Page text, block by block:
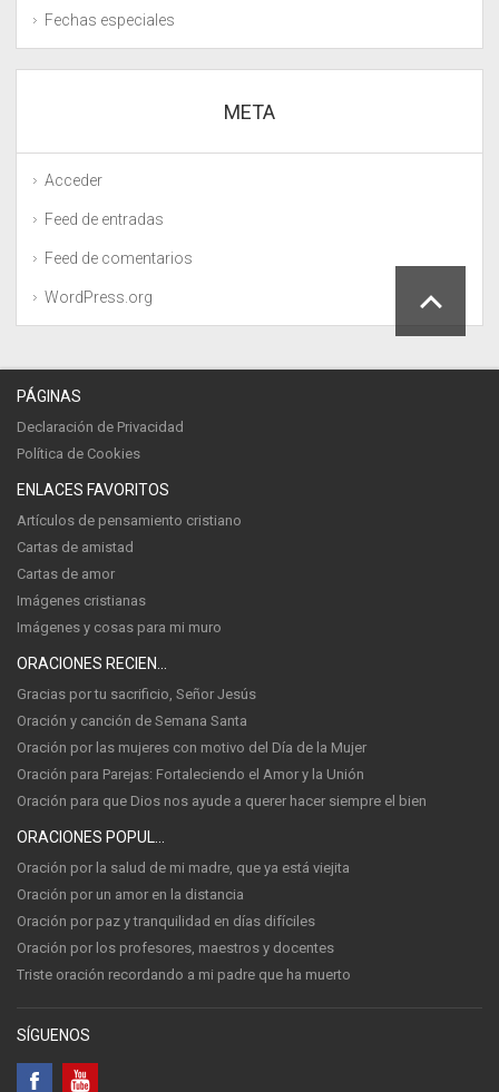
Fechas especiales
META
Acceder
Feed de entradas
Feed de comentarios
WordPress.org
PÁGINAS
Declaración de Privacidad
Política de Cookies
ENLACES FAVORITOS
Artículos de pensamiento cristiano
Cartas de amistad
Cartas de amor
Imágenes cristianas
Imágenes y cosas para mi muro
Gracias por tu sacrificio, Señor Jesús
Oración y canción de Semana Santa
Oración por las mujeres con motivo del Día de la Mujer
Oración para Parejas: Fortaleciendo el Amor y la Unión
Oración para que Dios nos ayude a querer hacer siempre el bien
Oración por la salud de mi madre, que ya está viejita
Oración por un amor en la distancia
Oración por paz y tranquilidad en días difíciles
Oración por los profesores, maestros y docentes
Triste oración recordando a mi padre que ha muerto
SÍGUENOS